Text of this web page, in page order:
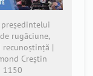
rugăciune,
recunoștință |
Creștin
1150